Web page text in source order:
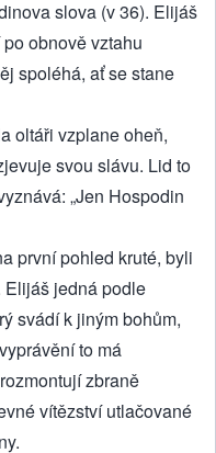
slova (v 36). Elijáš
obnově vztahu
spoléhá, ať se stane
oltáři vzplane oheň,
svou slávu. Lid to
„Jen Hospodin
první pohled kruté, byli
Elijáš jedná podle
svádí k jiným bohům,
to má
zbraně
vítězství utlačované